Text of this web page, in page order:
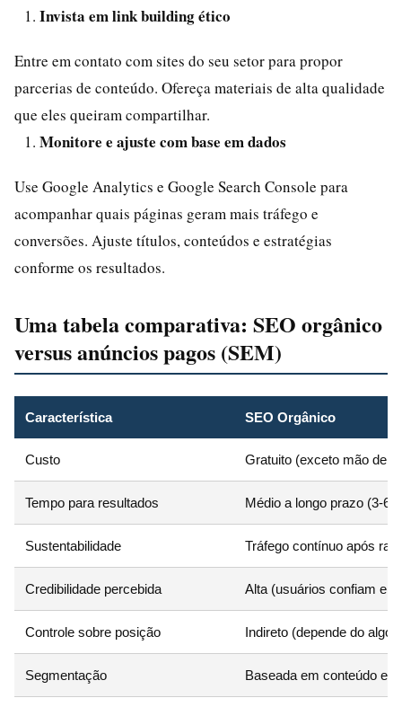
Invista em link building ético
Entre em contato com sites do seu setor para propor
parcerias de conteúdo. Ofereça materiais de alta qualidade
que eles queiram compartilhar.
Monitore e ajuste com base em dados
Use Google Analytics e Google Search Console para
acompanhar quais páginas geram mais tráfego e
conversões. Ajuste títulos, conteúdos e estratégias
conforme os resultados.
Uma tabela comparativa: SEO orgânico
versus anúncios pagos (SEM)
Característica SEO Orgânico
Custo Gratuito (exceto mão de
Tempo para resultados Médio a longo prazo (3-6
Sustentabilidade Tráfego contínuo após
Credibilidade percebida Alta (usuários confiam
Controle sobre posição Indireto (depende do
Segmentação Baseada em conteúdo e